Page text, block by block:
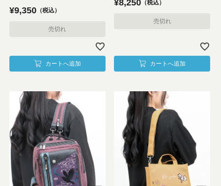
¥9,350 税込
売切れ
カートへ追加
¥8,250 税込
売切れ
カートへ追加